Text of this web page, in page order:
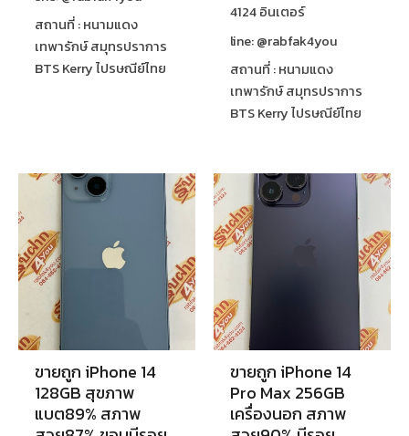
สถานที่ : หนามแดง
เทพารักษ์ สมุทรปราการ
BTS Kerry ไปรษณีย์ไทย
4124 อินเตอร์
line: @rabfak4you
สถานที่ : หนามแดง
เทพารักษ์ สมุทรปราการ
BTS Kerry ไปรษณีย์ไทย
ขายถูก iPhone 14
128GB สุขภาพ
แบต89% สภาพ
ขายถูก iPhone 14
Pro Max 256GB
เครื่องนอก สภาพ